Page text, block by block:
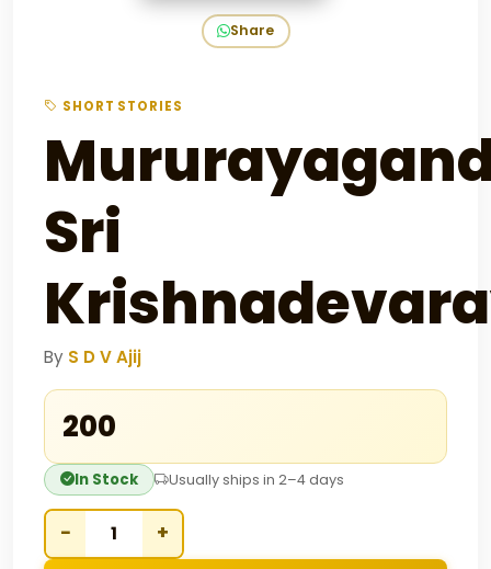
Share
SHORT STORIES
Sri
By S D V Ajij
₹200
In Stock Usually ships in 2–4 days
− +